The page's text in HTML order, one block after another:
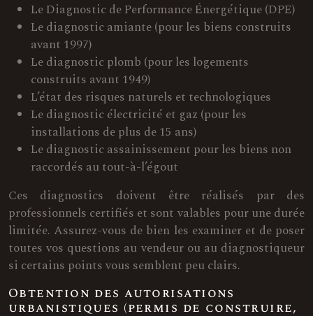
Le Diagnostic de Performance Énergétique (DPE)
Le diagnostic amiante (pour les biens construits
avant 1997)
Le diagnostic plomb (pour les logements
construits avant 1949)
L’état des risques naturels et technologiques
Le diagnostic électricité et gaz (pour les
installations de plus de 15 ans)
Le diagnostic assainissement pour les biens non
raccordés au tout-à-l’égout
Ces diagnostics doivent être réalisés par des
professionnels certifiés et sont valables pour une durée
limitée. Assurez-vous de bien les examiner et de poser
toutes vos questions au vendeur ou au diagnostiqueur
si certains points vous semblent peu clairs.
Obtention des autorisations
urbanistiques (permis de construire,